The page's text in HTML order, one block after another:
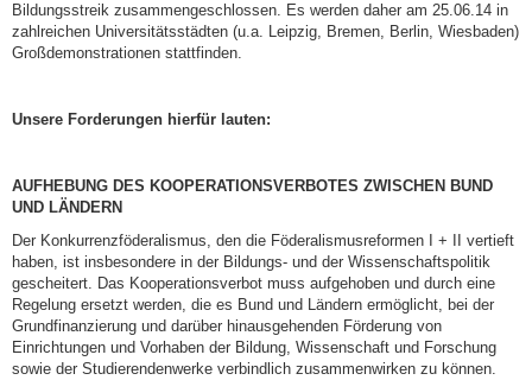
Bildungsstreik zusammengeschlossen. Es werden daher am 25.06.14 in
zahlreichen Universitätsstädten (u.a. Leipzig, Bremen, Berlin, Wiesbaden)
Großdemonstrationen stattfinden.
Unsere Forderungen hierfür lauten:
AUFHEBUNG DES KOOPERATIONSVERBOTES ZWISCHEN BUND
UND LÄNDERN
Der Konkurrenzföderalismus, den die Föderalismusreformen I + II vertieft
haben, ist insbesondere in der Bildungs- und der Wissenschaftspolitik
gescheitert. Das Kooperationsverbot muss aufgehoben und durch eine
Regelung ersetzt werden, die es Bund und Ländern ermöglicht, bei der
Grundfinanzierung und darüber hinausgehenden Förderung von
Einrichtungen und Vorhaben der Bildung, Wissenschaft und Forschung
sowie der Studierendenwerke verbindlich zusammenwirken zu können.